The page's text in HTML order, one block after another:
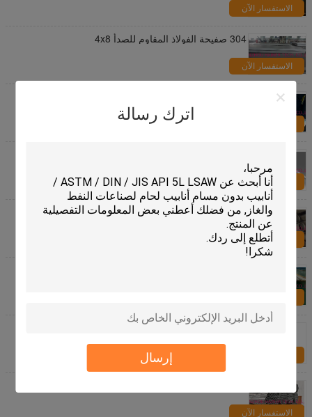
اترك رسالة
إرسال
الاستفسار الآن
304 صفيحة الفولاذ المقاوم للصدأ 4x8
الاستفسار الآن
الاستفسار الآن
S34709 1.4912 TP347H أنبوب مستدير من الفولاذ
المقاوم للصدأ لمبادل الحرارة
الاستفسار الآن
صمام البوابة QT450 RSV Z41-16Q-DN150
الاستفسار الآن